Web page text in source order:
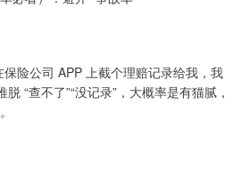
险公司 APP 上截个理赔记录给我，我
“查不了”“没记录”，大概率是有猫腻，